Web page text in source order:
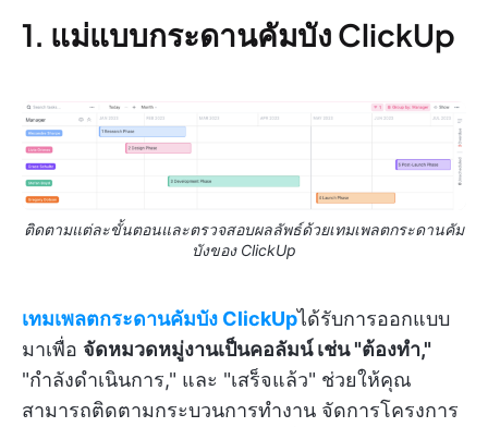
1. แม่แบบกระดานคัมบัง ClickUp
ติดตามแต่ละขั้นตอนและตรวจสอบผลลัพธ์ด้วยเทมเพลตกระดานคัม
บังของ ClickUp
เทมเพลตกระดานคัมบัง ClickUpได้รับการออกแบบ
มาเพื่อ จัดหมวดหมู่งานเป็นคอลัมน์ เช่น "ต้องทำ,"
"กำลังดำเนินการ," และ "เสร็จแล้ว" ช่วยให้คุณ
สามารถติดตามกระบวนการทำงาน จัดการโครงการ